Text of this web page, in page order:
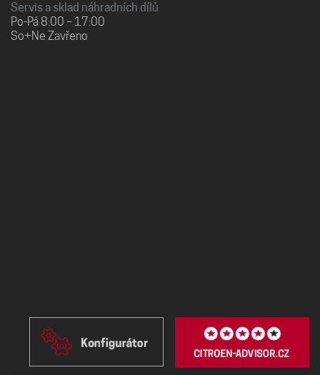
Servis a sklad náhradních dílů
Po-Pá 8:00 – 17:00
So+Ne Zavřeno